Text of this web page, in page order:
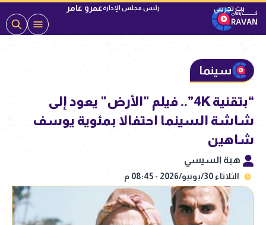
رئيس مجلس الإدارةعمرو عامر
سينما
“بتقنية 4K”.. فيلم "الأرض" يعود إلى
شاشة السينما احتفالا بمئوية يوسف
شاهين
هبة السيسي
الثلاثاء 30/يونيو/2026 - 08:45 م